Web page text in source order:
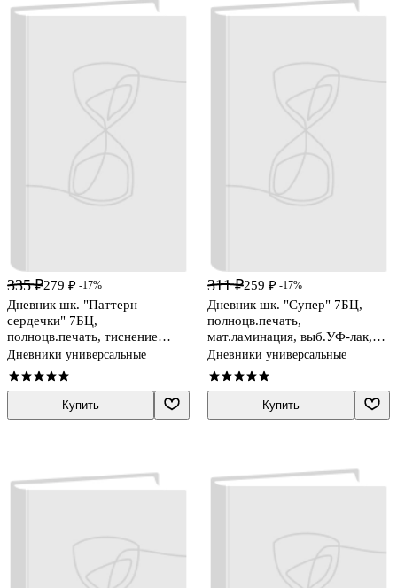
335 ₽279 ₽ -17%
Дневник шк. "Паттерн
сердечки" 7БЦ,
полноцв.печать, тиснение
фольгой, глянц.ламинация,
пантон, универс.шпаргалка
Дневники универсальные
Купить
311 ₽259 ₽ -17%
Дневник шк. "Супер" 7БЦ,
полноцв.печать,
мат.ламинация, выб.УФ-лак,
универс.шпаргалка
Дневники универсальные
Купить